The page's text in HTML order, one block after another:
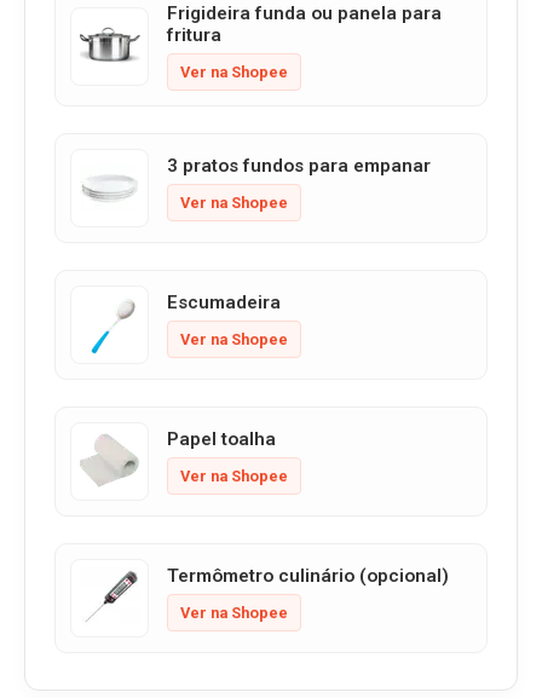
Frigideira funda ou panela para
fritura
Ver na Shopee
3 pratos fundos para empanar
Ver na Shopee
Escumadeira
Ver na Shopee
Papel toalha
Ver na Shopee
Termômetro culinário (opcional)
Ver na Shopee